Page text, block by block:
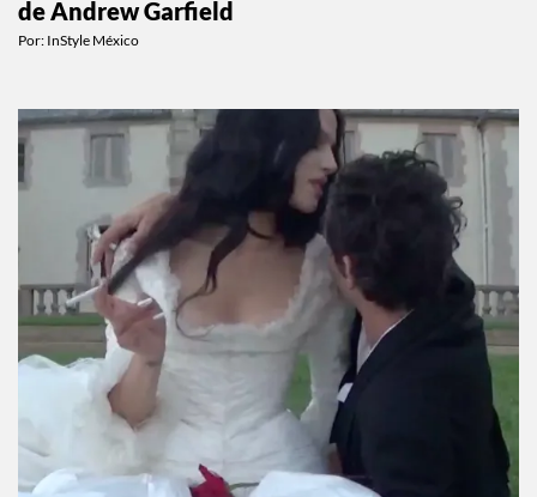
de Andrew Garfield
Por: InStyle México